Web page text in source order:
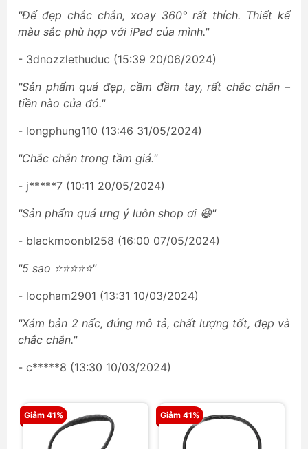
"Đế đẹp chắc chắn, xoay 360° rất thích. Thiết kế
màu sắc phù hợp với iPad của mình."
- 3dnozzlethuduc (15:39 20/06/2024)
"Sản phẩm quá đẹp, cầm đầm tay, rất chắc chắn –
tiền nào của đó."
- longphung110 (13:46 31/05/2024)
"Chắc chắn trong tầm giá."
- j*****7 (10:11 20/05/2024)
"Sản phẩm quá ưng ý luôn shop ơi 😆"
- blackmoonbl258 (16:00 07/05/2024)
"5 sao ⭐⭐⭐⭐⭐"
- locpham2901 (13:31 10/03/2024)
"Xám bản 2 nấc, đúng mô tả, chất lượng tốt, đẹp và
chắc chắn."
- c*****8 (13:30 10/03/2024)
Giảm 41% Giảm 41%